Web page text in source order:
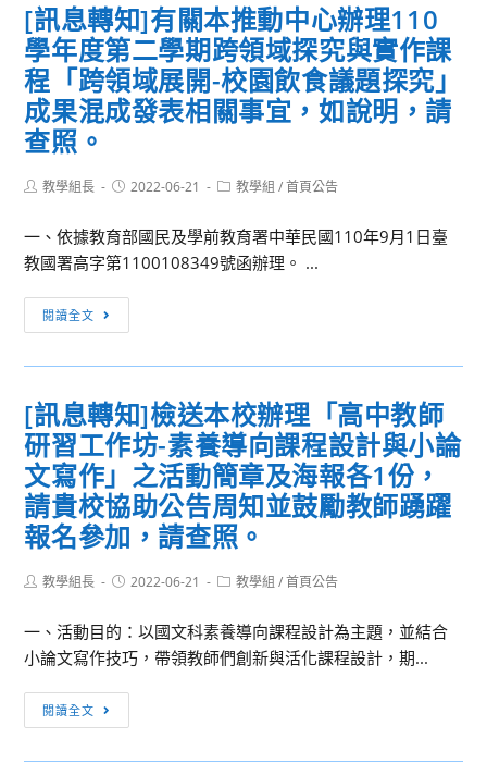
賽」
網
站
及
第
階
命
題
一
案，
請
轉
知
競
賽
員
及
導
老
查
照。
關
於
「111
年
度
地
理
系
作
競
賽」
延
長
報
時
間，
詳
如
說
明，
[訊息轉知]有關本推動中心辦理110
學年度第二學期跨領域探究與實作課
程「跨領域展開-校園飲食議題探究」
成果混成發表相關事宜，如說明，請
查照。
Post教學組長
Post2022-06-21
Post教學組 / 首頁公告
一、依據教育部國民及學前教育署中華民國110年9月1日臺
教國署高字第1100108349號函辦理。 ...
閱讀全文
息
轉
有
關
本
推
動
中
理
110
度
[訊息轉知]檢送本校辦理「高中教師
研習工作坊-素養導向課程設計與小論
文寫作」之活動簡章及海報各1份，
請貴校協助公告周知並鼓勵教師踴躍
報名參加，請查照。
Post教學組長
Post2022-06-21
Post教學組 / 首頁公告
一、活動目的：以國文科素養導向課程設計為主題，並結合
小論文寫作技巧，帶領教師們創新與活化課程設計，期...
閱讀全文
息
轉